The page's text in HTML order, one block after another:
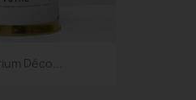
Déco...